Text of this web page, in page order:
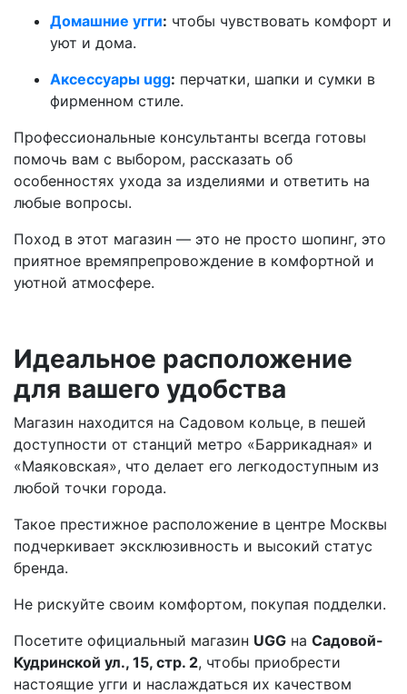
Домашние угги: чтобы чувствовать комфорт и
уют и дома.
Аксессуары ugg: перчатки, шапки и сумки в
фирменном стиле.
Профессиональные консультанты всегда готовы
помочь вам с выбором, рассказать об
особенностях ухода за изделиями и ответить на
любые вопросы.
Поход в этот магазин — это не просто шопинг, это
приятное времяпрепровождение в комфортной и
уютной атмосфере.
Идеальное расположение
для вашего удобства
Магазин находится на Садовом кольце, в пешей
доступности от станций метро «Баррикадная» и
«Маяковская», что делает его легкодоступным из
любой точки города.
Такое престижное расположение в центре Москвы
подчеркивает эксклюзивность и высокий статус
бренда.
Не рискуйте своим комфортом, покупая подделки.
Посетите официальный магазин UGG на Садовой-
Кудринской ул., 15, стр. 2, чтобы приобрести
настоящие угги и наслаждаться их качеством